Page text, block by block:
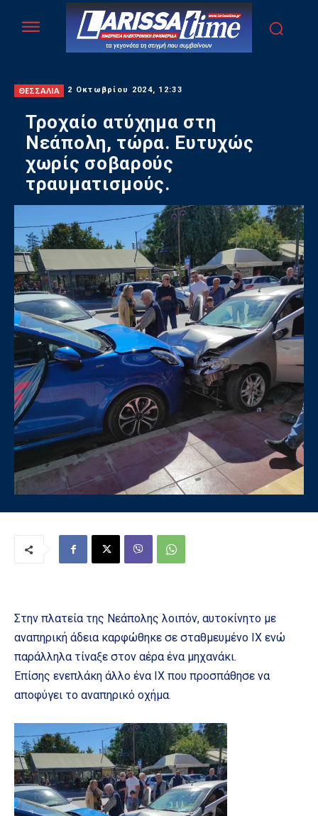
ΘΕΣΣΑΛΙΑ 2 Οκτωβρίου 2024, 12:33
Τροχαίο ατύχημα στη
Νεάπολη, τώρα. Ευτυχώς
χωρίς σοβαρούς
τραυματισμούς.
Στην πλατεία της Νεάπολης λοιπόν, αυτοκίνητο με
αναπηρική άδεια καρφώθηκε σε σταθμευμένο ΙΧ ενώ
παράλληλα τίναξε στον αέρα ένα μηχανάκι.
Επίσης ενεπλάκη άλλο ένα ΙΧ που προσπάθησε να
αποφύγει το αναπηρικό οχήμα.